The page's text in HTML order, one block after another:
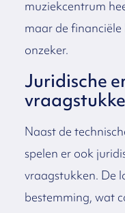
muziekcentrum
maar de
onzeker.
Juridische
Naast de
spelen er ook
vraagstukken. De
bestemming, wat